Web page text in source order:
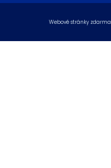
Webové stránky zdarma